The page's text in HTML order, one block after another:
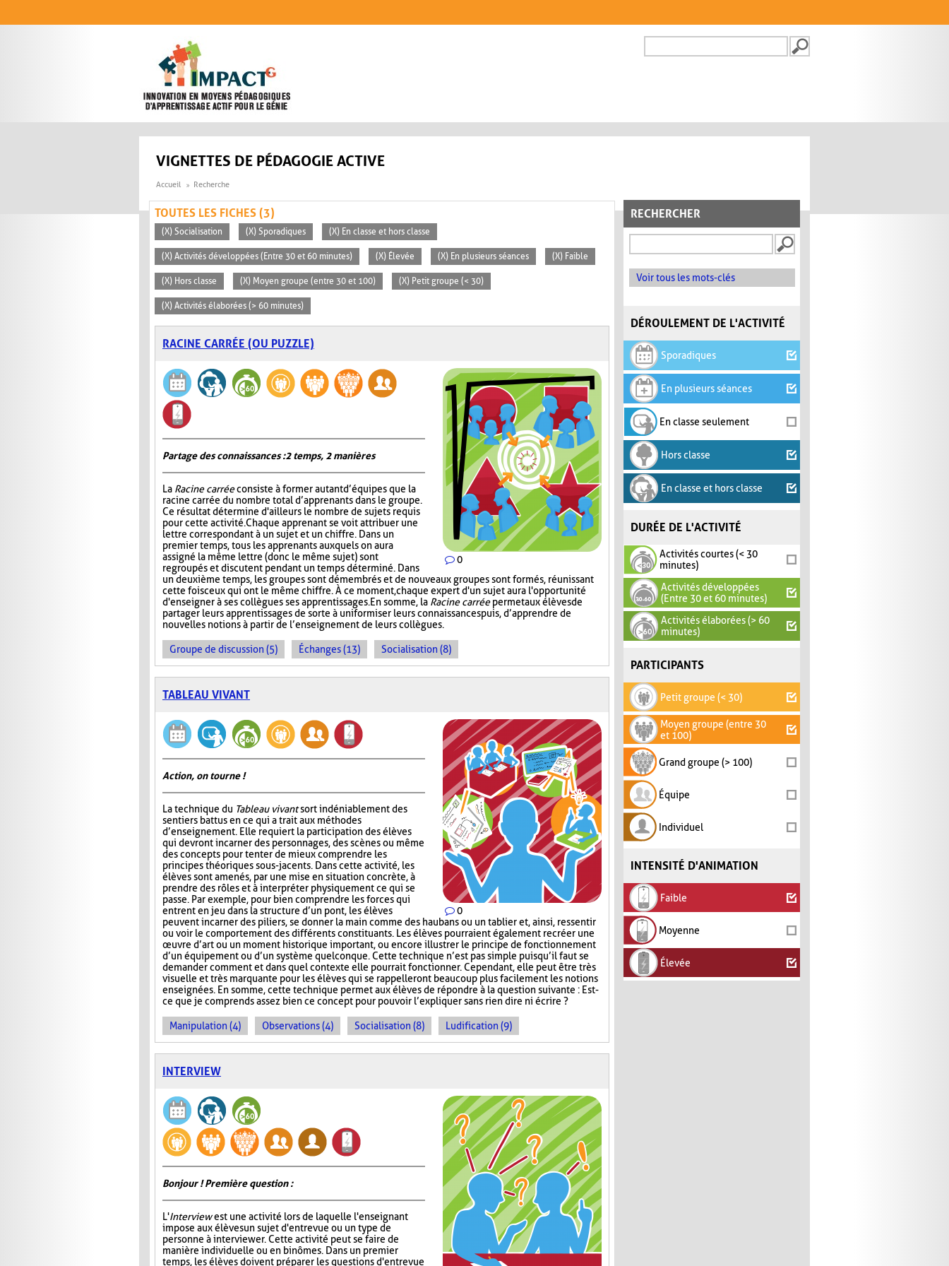
FORMULAIRE DE
VIGNETTES DE PÉDAGOGIE ACTIVE
Accueil Recherche
RECHERCHER
Voir tous les mots-clés
DÉROULEMENT DE L'ACTIVITÉ
Sporadiques
En plusieurs séances
En classe seulement
Hors classe
En classe et hors classe
DURÉE DE L'ACTIVITÉ
Activités courtes (< 30
minutes)
Activités développées
(Entre 30 et 60 minutes)
Activités élaborées (> 60
minutes)
PARTICIPANTS
Petit groupe (< 30)
Moyen groupe (entre 30
et 100)
Grand groupe (> 100)
Équipe
Individuel
INTENSITÉ D'ANIMATION
Faible
Moyenne
Élevée
TOUTES LES FICHES (3)
(X) Socialisation (X) Sporadiques (X) En classe et hors classe
(X) Activités développées (Entre 30 et 60 minutes) (X) Élevée (X) En plusieurs séances (X) Faible
(X) Hors classe (X) Moyen groupe (entre 30 et 100) (X) Petit groupe (< 30)
(X) Activités élaborées (> 60 minutes)
RACINE CARRÉE (OU PUZZLE)
0
Partage des connaissances : 2 temps, 2 manières
La Racine carréeconsiste à former autant d’équipes que la
racine carrée du nombre total d’apprenants dans le groupe.
Ce résultat détermine d'ailleurs le nombre de sujets requis
pour cette activité. Chaque apprenant se voit attribuer une
lettre correspondant à un sujet et un chiffre. Dans un
premier temps, tous les apprenants auxquels on aura
assigné la même lettre (donc le même sujet) sont
regroupés et discutent pendant un temps déterminé. Dans
un deuxième temps, les groupes sont démembrés et de nouveaux groupes sont formés, réunissant
cette fois ceux qui ont le même chiffre. À ce moment, chaque expert d'un sujet aura l'opportunité
d'enseigner à ses collègues ses apprentissages. En somme, la Racine carréepermet aux élèves de
partager leurs apprentissages de sorte à uniformiser leurs connaissances puis, d’apprendre de
nouvelles notions à partir de l’enseignement de leurs collègues.
Groupe de discussion (5) Échanges (13) Socialisation (8)
TABLEAU VIVANT
0
Action, on tourne !
La technique du Tableau vivantsort indéniablement des
sentiers battus en ce qui a trait aux méthodes
d’enseignement. Elle requiert la participation des élèves
qui devront incarner des personnages, des scènes ou même
des concepts pour tenter de mieux comprendre les
principes théoriques sous-jacents. Dans cette activité, les
élèves sont amenés, par une mise en situation concrète, à
prendre des rôles et à interpréter physiquement ce qui se
passe. Par exemple, pour bien comprendre les forces qui
entrent en jeu dans la structure d’un pont, les élèves
peuvent incarner des piliers, se donner la main comme des haubans ou un tablier et, ainsi, ressentir
ou voir le comportement des différents constituants. Les élèves pourraient également recréer une
œuvre d’art ou un moment historique important, ou encore illustrer le principe de fonctionnement
d’un équipement ou d’un système quelconque. Cette technique n’est pas simple puisqu’il faut se
demander comment et dans quel contexte elle pourrait fonctionner. Cependant, elle peut être très
visuelle et très marquante pour les élèves qui se rappelleront beaucoup plus facilement les notions
enseignées. En somme, cette technique permet aux élèves de répondre à la question suivante : Est-
ce que je comprends assez bien ce concept pour pouvoir l’expliquer sans rien dire ni écrire ?
Manipulation (4) Observations (4) Socialisation (8) Ludification (9)
INTERVIEW
Bonjour ! Première question :
L'Interviewest une activité lors de laquelle l'enseignant
impose aux élèves un sujet d'entrevue ou un type de
personne à interviewer. Cette activité peut se faire de
manière individuelle ou en binômes. Dans un premier
temps, les élèves doivent préparer les questions d'entrevue